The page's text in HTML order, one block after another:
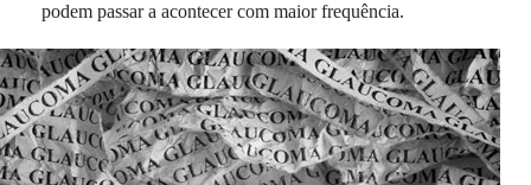
podem passar a acontecer com maior frequência.